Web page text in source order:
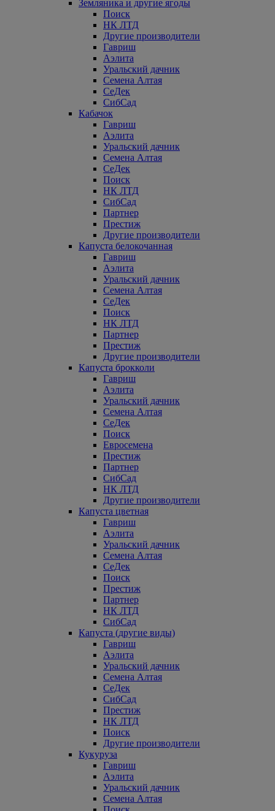
Земляника и другие ягоды
Поиск
НК ЛТД
Другие производители
Гавриш
Аэлита
Уральский дачник
Семена Алтая
СеДек
СибСад
Кабачок
Гавриш
Аэлита
Уральский дачник
Семена Алтая
СеДек
Поиск
НК ЛТД
СибСад
Партнер
Престиж
Другие производители
Капуста белокочанная
Гавриш
Аэлита
Уральский дачник
Семена Алтая
СеДек
Поиск
НК ЛТД
Партнер
Престиж
Другие производители
Капуста брокколи
Гавриш
Аэлита
Уральский дачник
Семена Алтая
СеДек
Поиск
Евросемена
Престиж
Партнер
СибСад
НК ЛТД
Другие производители
Капуста цветная
Гавриш
Аэлита
Уральский дачник
Семена Алтая
СеДек
Поиск
Престиж
Партнер
НК ЛТД
СибСад
Капуста (другие виды)
Гавриш
Аэлита
Уральский дачник
Семена Алтая
СеДек
СибСад
Престиж
НК ЛТД
Поиск
Другие производители
Кукуруза
Гавриш
Аэлита
Уральский дачник
Семена Алтая